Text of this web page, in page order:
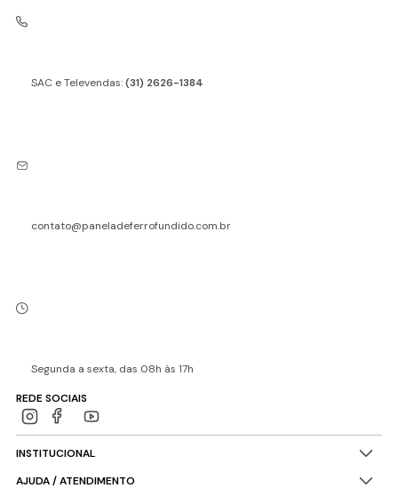
SAC e Televendas:(31) 2626-1384
contato@paneladeferrofundido.com.br
Segunda a sexta, das 08h às 17h
REDE SOCIAIS
INSTITUCIONAL
AJUDA / ATENDIMENTO